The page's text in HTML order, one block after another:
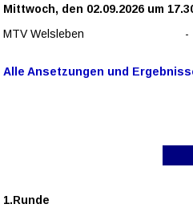
Mittwoch, den 02.09.2026 um
MTV Welsleben
-
Alle Ansetzungen und
1.Runde